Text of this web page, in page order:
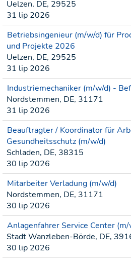
Uelzen, DE, 29525
31 lip 2026
Betriebsingenieur (m/w/d) für
und Projekte 2026
Uelzen, DE, 29525
31 lip 2026
Industriemechaniker (m/w/d) -
Nordstemmen, DE, 31171
31 lip 2026
Beauftragter / Koordinator für
Gesundheitsschutz (m/w/d)
Schladen, DE, 38315
30 lip 2026
Mitarbeiter Verladung (m/w/d)
Nordstemmen, DE, 31171
30 lip 2026
Anlagenfahrer Service Center (m/
Stadt Wanzleben-Börde, DE,
30 lip 2026